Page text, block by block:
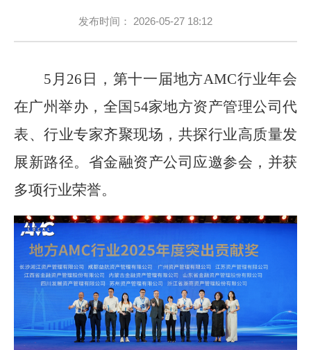
通知公告
发布时间： 2026-05-27 18:12
5月26日，第十一届地方AMC行业年会
在广州举办，全国54家地方资产管理公司代
表、行业专家齐聚现场，共探行业高质量发
展新路径。省金融资产公司应邀参会，并获
多项行业荣誉。